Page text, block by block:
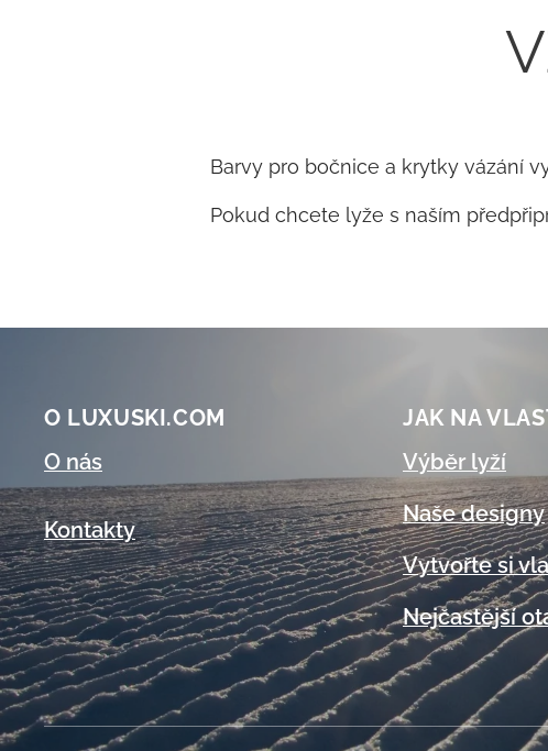
Barvy pro bočnice a krytky vázání
Pokud chcete lyže s naším
O LUXUSKI.COM
O nás
Kontakty
JAK NA
Výběr lyží
Naše designy
Vytvořte si
Nejčastější